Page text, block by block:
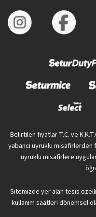
Belirtilen fiyatlar T.C. ve
yabancı uyruklu misafirlerden
uyruklu misafirlere
Sitemizde yer alan tesis
kullanım saatleri dönemsel